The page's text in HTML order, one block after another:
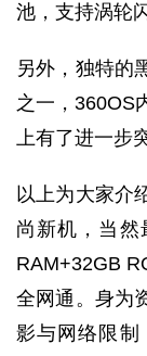
池，支持涡轮
另外，独特的
之一，360OS
上有了进一步
以上为大家介
尚新机，当然
RAM+32GB
全网通。身为
影与网络限制